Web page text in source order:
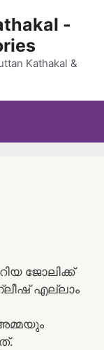
-
Kathakal &
ജോലിക്ക്
എല്ലാം